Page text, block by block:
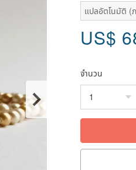
แปลอัตโนมัติ (
US$
จำนวน